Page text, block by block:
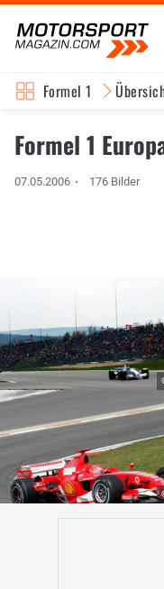
Formel 1
Formel 1
07.05.2006 176 Bilder